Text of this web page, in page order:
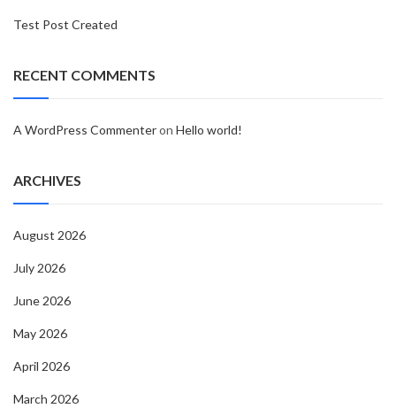
Test Post Created
RECENT COMMENTS
A WordPress Commenteron Hello world!
ARCHIVES
August 2026
July 2026
June 2026
May 2026
April 2026
March 2026